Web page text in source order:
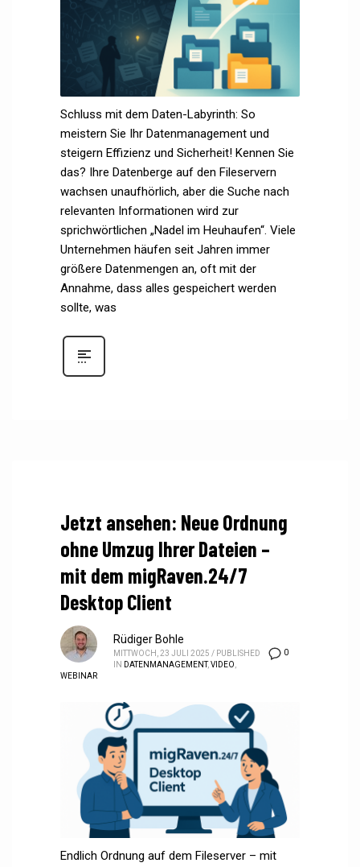
Schluss mit dem Daten-Labyrinth: So
meistern Sie Ihr Datenmanagement und
steigern Effizienz und Sicherheit! Kennen Sie
das? Ihre Datenberge auf den Fileservern
wachsen unaufhörlich, aber die Suche nach
relevanten Informationen wird zur
sprichwörtlichen „Nadel im Heuhaufen“. Viele
Unternehmen häufen seit Jahren immer
größere Datenmengen an, oft mit der
Annahme, dass alles gespeichert werden
sollte, was
Jetzt ansehen: Neue Ordnung
ohne Umzug Ihrer Dateien –
mit dem migRaven.24/7
Desktop Client
0
Rüdiger Bohle
MITTWOCH, 23 JULI 2025 / PUBLISHED
IN DATENMANAGEMENT,VIDEO,
WEBINAR
Endlich Ordnung auf dem Fileserver – mit